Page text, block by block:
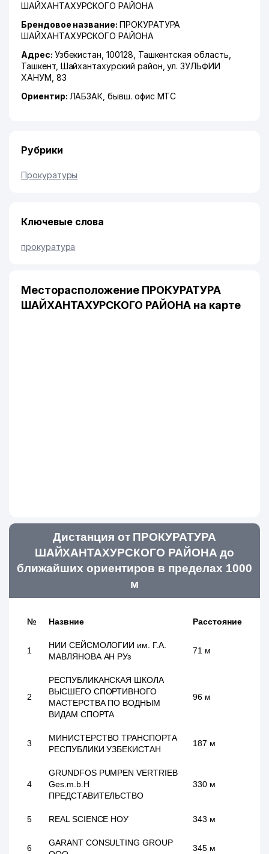
ШАЙХАНТАХУРСКОГО РАЙОНА
Брендовое название: ПРОКУРАТУРА
ШАЙХАНТАХУРСКОГО РАЙОНА
Адрес: Узбекистан, 100128, Ташкентская область
Ташкент, Шайхантахурский район ,ул. ЗУЛЬФИИ
ХАНУМ , 83
Ориентир: ЛАБЗАК, бывш. офис МТС
Рубрики
Прокуратуры
Ключевые слова
прокуратура
Месторасположение ПРОКУРАТУРА
ШАЙХАНТАХУРСКОГО РАЙОНА на карте
Дистанция от ПРОКУРАТУРА
ШАЙХАНТАХУРСКОГО РАЙОНА до
ближайших ориентиров в пределах 1000
м
№ Назвние Расстояние
1
НИИ СЕЙСМОЛОГИИ им. Г.А.
МАВЛЯНОВА АН РУз
71 м
2
РЕСПУБЛИКАНСКАЯ ШКОЛА
ВЫСШЕГО СПОРТИВНОГО
МАСТЕРСТВА ПО ВОДНЫМ
ВИДАМ СПОРТА
96 м
3
МИНИСТЕРСТВО ТРАНСПОРТА
РЕСПУБЛИКИ УЗБЕКИСТАН
187 м
4
GRUNDFOS PUMPEN VERTRIEB
Ges.m.b.H
ПРЕДСТАВИТЕЛЬСТВО
330 м
5 REAL SCIENCE НОУ 343 м
6
GARANT CONSULTING GROUP
345 м